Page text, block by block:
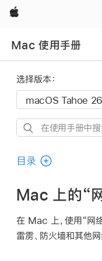
Apple
Mac 使用手册
选择版本：
在
用
册
中
搜
索
目录
Mac 上的“
在 Mac 上，使用“网
雷雳、防火墙和其他网